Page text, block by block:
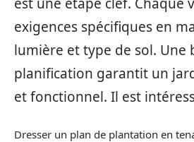
exigences spécifiques en
lumière et type de sol. Une
planification garantit un
et fonctionnel. Il est
Dresser un plan de plantation en